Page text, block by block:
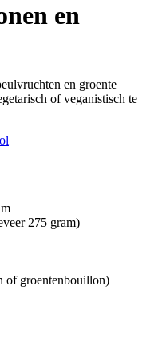
en
en groente
of veganistisch te
275 gram)
of groentenbouillon)